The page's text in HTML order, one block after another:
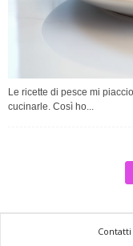
Le ricette di pesce mi
cucinarle. Così ho...
Contatti